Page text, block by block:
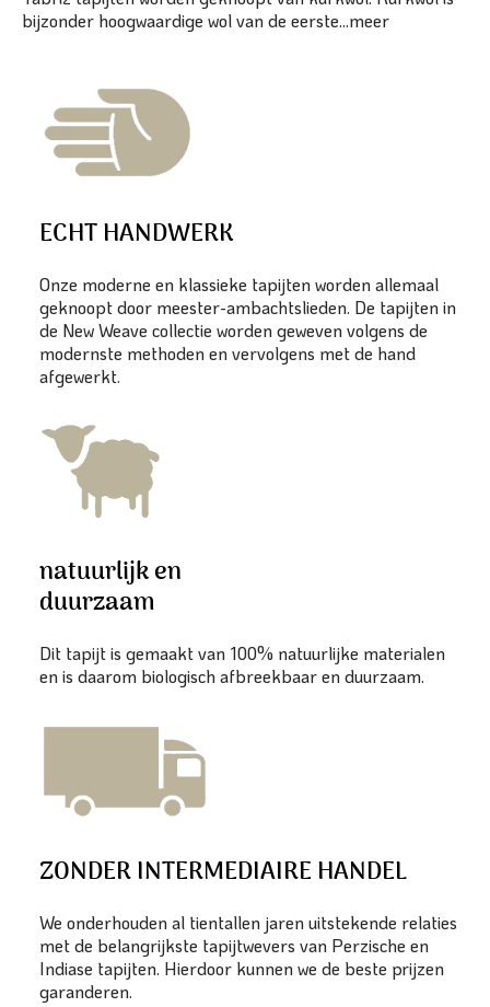
bijzonder hoogwaardige wol van de eerste...meer
ECHT HANDWERK
Onze moderne en klassieke tapijten worden allemaal
geknoopt door meester-ambachtslieden. De tapijten in
de New Weave collectie worden geweven volgens de
modernste methoden en vervolgens met de hand
afgewerkt.
natuurlijk en
duurzaam
Dit tapijt is gemaakt van 100% natuurlijke materialen
en is daarom biologisch afbreekbaar en duurzaam.
ZONDER INTERMEDIAIRE HANDEL
We onderhouden al tientallen jaren uitstekende relaties
met de belangrijkste tapijtwevers van Perzische en
Indiase tapijten. Hierdoor kunnen we de beste prijzen
garanderen.